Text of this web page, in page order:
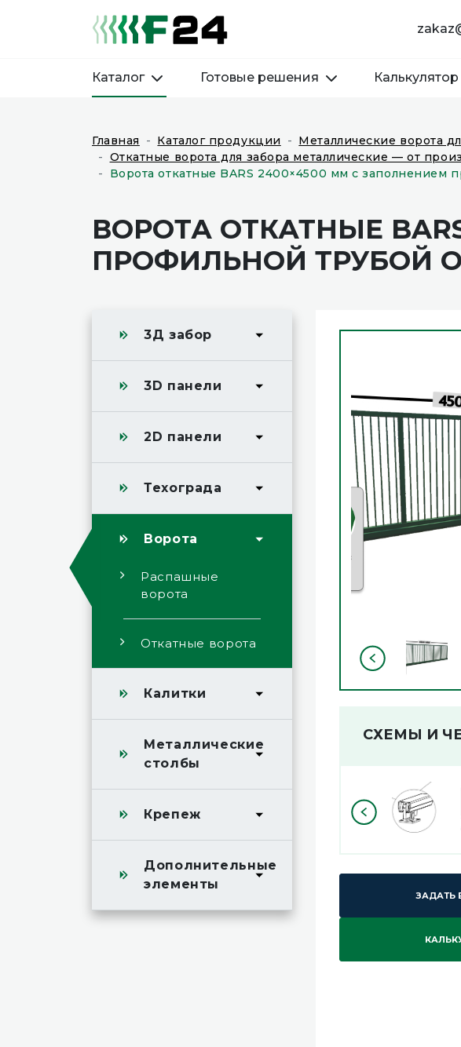
Каталог Готовые решения Калькулятор
Главная Каталог продукции
Металлические ворота
Откатные ворота для забора металлические — от
Ворота откатные BARS 2400×4500 мм с заполнением
ВОРОТА ОТКАТНЫЕ
ПРОФИЛЬНОЙ ТРУБОЙ
3Д забор
3D панели
2D панели
Техограда
Ворота
Распашные
ворота
Откатные ворота
Калитки
Металлические
столбы
Крепеж
Дополнительные
элементы
СХЕМЫ И
ЗАДАТЬ